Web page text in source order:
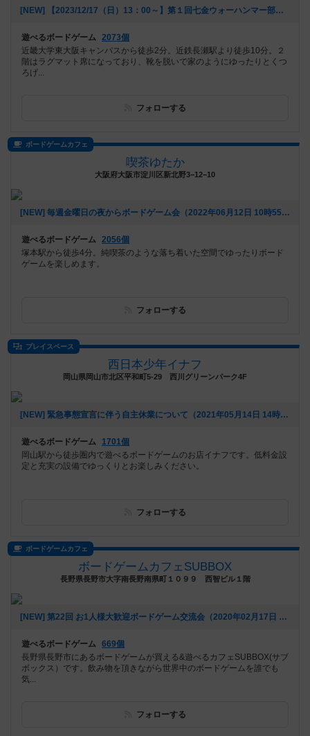
[NEW] 【2023/12/17（日）13：00～】第１回七金ウォーハンマー部（2023年12月06日 16時25分）
遊べるボードゲーム 2073個
近畿大学東大阪キャンパスから徒歩2分。近鉄長瀬駅より徒歩10分。２
階はラグマット席になっており、靴を脱いで家のようにゆったりとくつ
ろげ...
フォローする
ボードゲームカフェ
喫茶ゆたか
大阪府大阪市淀川区新北野3−12−10
[NEW] 毎週金曜日の夜からボードゲーム会（2022年06月12日 10時55分）
遊べるボードゲーム 2056個
塚本駅から徒歩4分。純喫茶のような落ち着いた空間でゆったりボード
ゲームを楽しめます。
フォローする
プレイスペース
西日本少年イナフ
岡山県岡山市北区平和町5-29 西川グリーンパーク4F
[NEW] 緊急事態宣言に伴う自主休業について（2021年05月14日 14時23分）
遊べるボードゲーム
1701個
岡山駅から徒歩圏内で遊べるボードゲームのお店イナフです。低料金設
定と充実の設備でゆっくりとお楽しみください。
フォローする
ボードゲームカフェ
ボードゲームカフェSUBBOX
長野県長野市大字南長野南県町１０９９ 西智ビル１階
[NEW] 第22回 お1人様大歓迎ボードゲーム交流会（2020年02月17日 21時47分）
遊べるボードゲーム 669個
長野県長野市にあるボードゲームが買える&遊べるカフェSUBBOX(サブ
ボックス）です。飲み物を頂きながら世界中のボードゲームを誰でも
気...
フォローする